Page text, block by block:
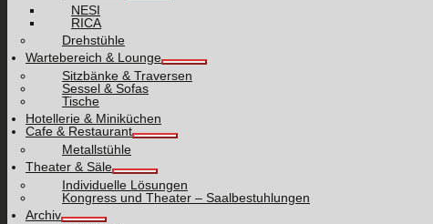
NESI
RICA
Drehstühle
Wartebereich & Lounge
Sitzbänke & Traversen
Sessel & Sofas
Tische
Hotellerie & Miniküchen
Cafe & Restaurant
Metallstühle
Theater & Säle
Individuelle Lösungen
Kongress und Theater – Saalbestuhlungen
Archiv